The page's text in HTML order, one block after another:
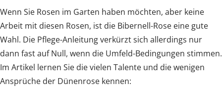
Wenn Sie Rosen im Garten haben möchten, aber keine
Arbeit mit diesen Rosen, ist die Bibernell-Rose eine gute
Wahl. Die Pflege-Anleitung verkürzt sich allerdings nur
dann fast auf Null, wenn die Umfeld-Bedingungen stimmen.
Im Artikel lernen Sie die vielen Talente und die wenigen
Ansprüche der Dünenrose kennen: